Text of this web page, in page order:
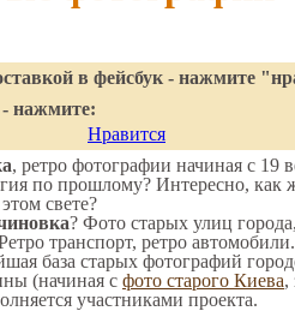
в фейсбук - нажмите
- нажмите:
Нравится
, ретро фотографии начиная с 19
по прошлому? Интересно,
свете?
? Фото старых улиц
транспорт, ретро
база старых фотографий
(начиная с фото старого Киева,
участниками проекта.